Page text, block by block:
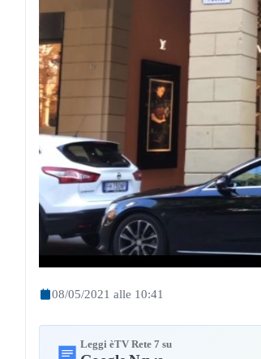
08/05/2021 alle 10:41
Leggi èTV Rete 7 su